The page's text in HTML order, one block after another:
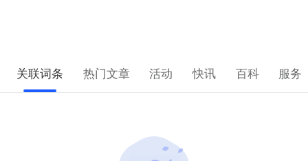
关联词条 热门文章 活动 快讯 百科 服务